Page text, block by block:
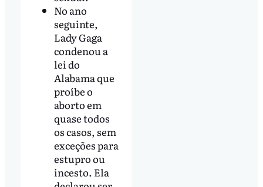
No ano
seguinte,
Lady Gaga
condenou a
lei do
Alabama que
proíbe o
aborto em
quase todos
os casos, sem
exceções para
estupro ou
incesto. Ela